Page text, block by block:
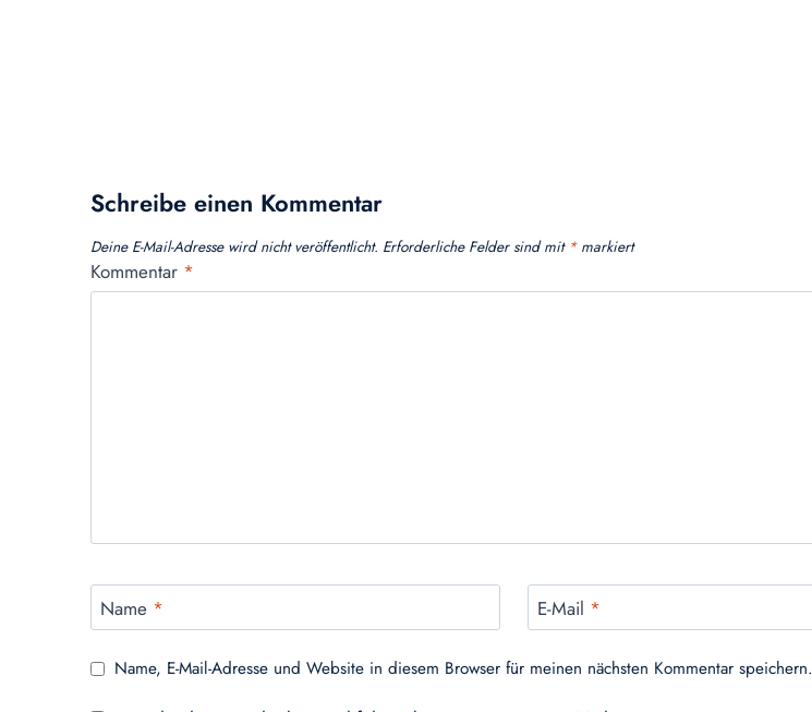
Schreibe einen Kommentar
Deine E-Mail-Adresse wird nicht veröffentlicht. Erforderliche Felder sind mit *markiert
Kommentar *
Name * E-Mail *
Name, E-Mail-Adresse und Website in diesem Browser für meinen nächsten Kommentar speichern.